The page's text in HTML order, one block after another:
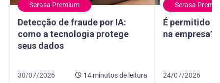
Serasa Premium
Detecção de fraude por IA:
como a tecnologia protege
seus dados
Detecção de fraude por IA: como a tecnologia protege
Data de publicação 30 de julho de 2026
30/07/2026 14 minutosde leitura
14 minutos de leitura
Serasa
É permitido
na empresa?
É permitido
Data de
24/07/2026
9 minutos de